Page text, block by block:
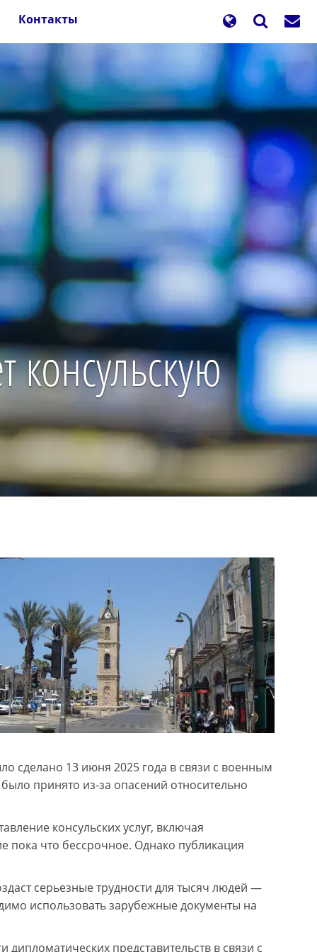
Контакты
сделано 13 июня 2025 года в связи с военным
принято из-за опасений относительно
консульских услуг, включая
пока что бессрочное. Однако публикация
серьезные трудности для тысяч людей —
использовать зарубежные документы на
представительств в связи с